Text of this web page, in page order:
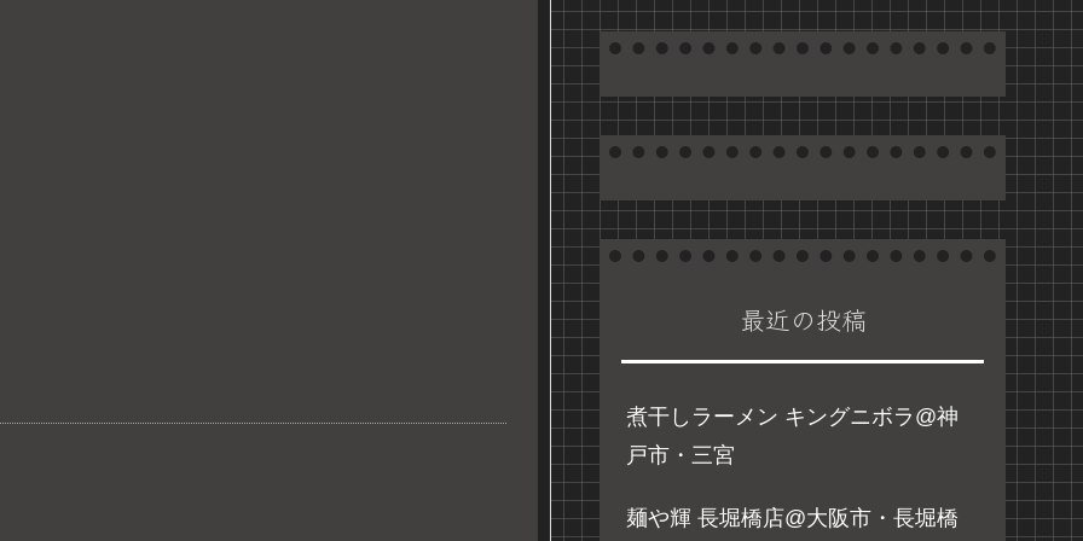
最近の投稿
煮干しラーメン キングニボラ@神
戸市・三宮
麺や輝 長堀橋店@大阪市・長堀橋